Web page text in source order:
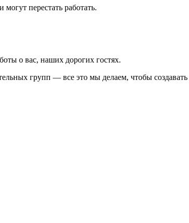
перестать работать.
о вас, наших дорогих гостях.
групп — все это мы делаем, чтобы